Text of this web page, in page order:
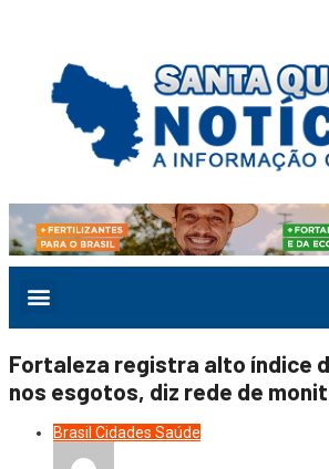
Fortaleza registra alto índice
nos esgotos, diz rede de
Brasil Cidades Saúde